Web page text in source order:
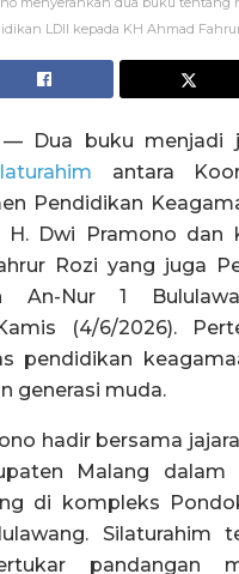
LDII kepada KH Ahmad
— Dua buku menjadi
antara
Pendidikan
H. Dwi Pramono dan
Rozi yang juga
An-Nur 1
(4/6/2026).
pendidikan
generasi muda.
hadir bersama
Malang dalam
di kompleks
Silaturahim
pandangan